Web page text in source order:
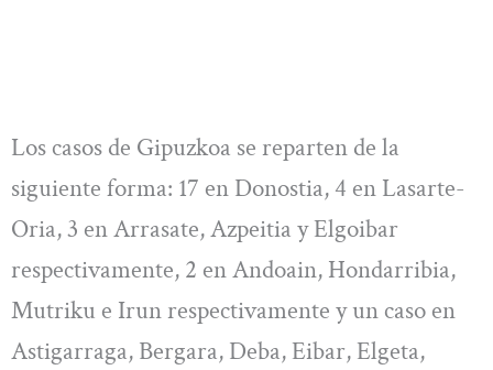
Los casos de Gipuzkoa se reparten de la
siguiente forma: 17 en Donostia, 4 en Lasarte-
Oria, 3 en Arrasate, Azpeitia y Elgoibar
respectivamente, 2 en Andoain, Hondarribia,
Mutriku e Irun respectivamente y un caso en
Astigarraga, Bergara, Deba, Eibar, Elgeta,